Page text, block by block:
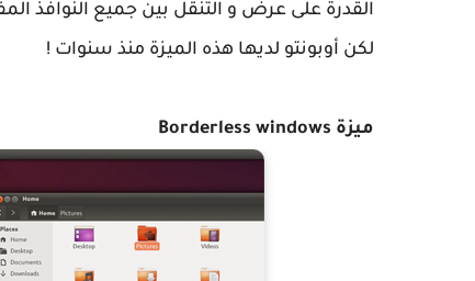
لكن أوبونتو لديها هذه الميزة منذ سنوات !
ميزة Borderless windows